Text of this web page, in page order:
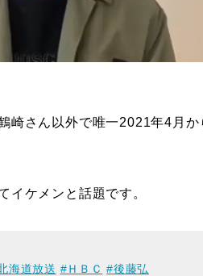
崎さん以外で唯一2021年4月
イケメンと話題です。
海道放送 #ＨＢＣ #後藤弘